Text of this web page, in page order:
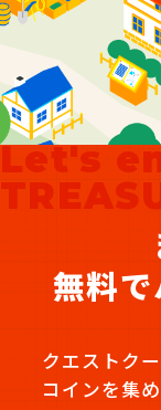
Let's
無料
クエストク
コインを集